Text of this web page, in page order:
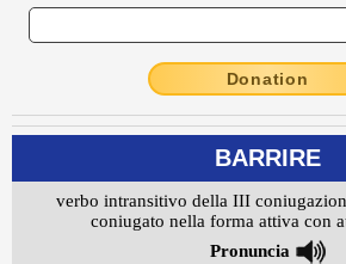
Donation
BARRIRE
verbo intransitivo della III
coniugato nella forma attiva con
Pronuncia